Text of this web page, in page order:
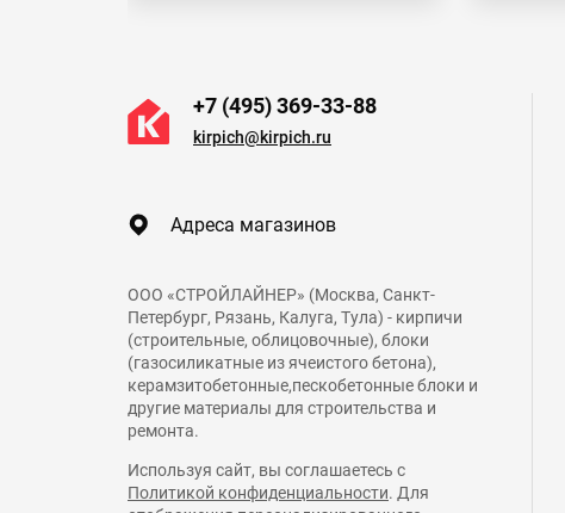
+7 (495) 369-33-88
kirpich@kirpich.ru
Адреса магазинов
ООО «СТРОЙЛАЙНЕР» (Москва, Санкт-
Петербург, Рязань, Калуга, Тула) - кирпичи
(строительные, облицовочные), блоки
(газосиликатные из ячеистого бетона),
керамзитобетонные,пескобетонные блоки и
другие материалы для строительства и
ремонта.
Используя сайт, вы соглашаетесь с
Политикой конфиденциальности. Для